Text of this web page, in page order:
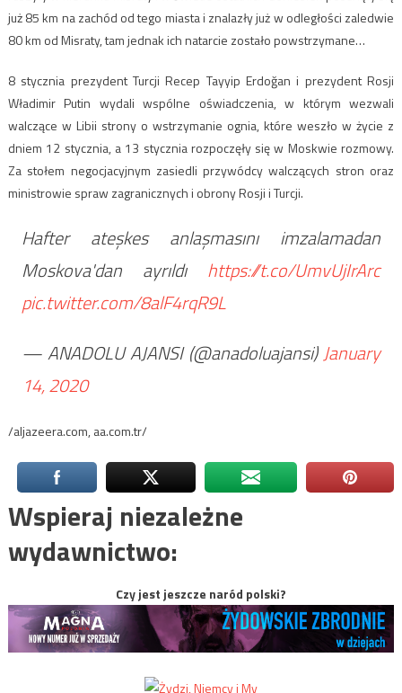
już 85 km na zachód od tego miasta i znalazły już w odległości zaledwie
80 km od Misraty, tam jednak ich natarcie zostało powstrzymane…
8 stycznia prezydent Turcji Recep Tayyip Erdoğan i prezydent Rosji
Władimir Putin wydali wspólne oświadczenia, w którym wezwali
walczące w Libii strony o wstrzymanie ognia, które weszło w życie z
dniem 12 stycznia, a 13 stycznia rozpoczęły się w Moskwie rozmowy.
Za stołem negocjacyjnym zasiedli przywódcy walczących stron oraz
ministrowie spraw zagranicznych i obrony Rosji i Turcji.
Hafter ateşkes anlaşmasını imzalamadan
Moskova'dan ayrıldı https://t.co/UmvUjIrArc
pic.twitter.com/8alF4rqR9L
— ANADOLU AJANSI (@anadoluajansi)January
14, 2020
/aljazeera.com, aa.com.tr/
Wspieraj niezależne
wydawnictwo:
Czy jest jeszcze naród polski?